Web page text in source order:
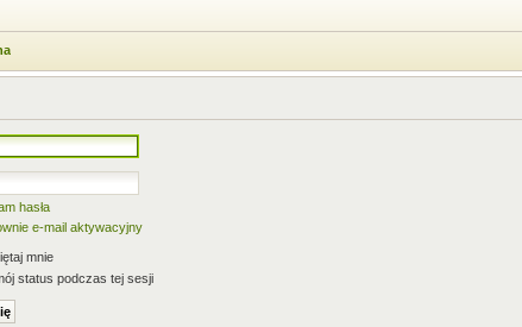
hasła
e-mail aktywacyjny
mnie
status podczas tej sesji